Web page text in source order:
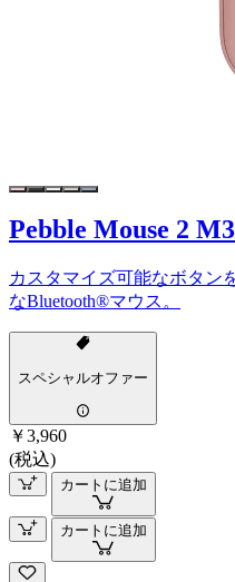
Pebble Mouse 2
カスタマイズ可能なボタン
なBluetooth®マウス。
スペシャルオファー
￥3,960
(税込)
カートに追加
カートに追加